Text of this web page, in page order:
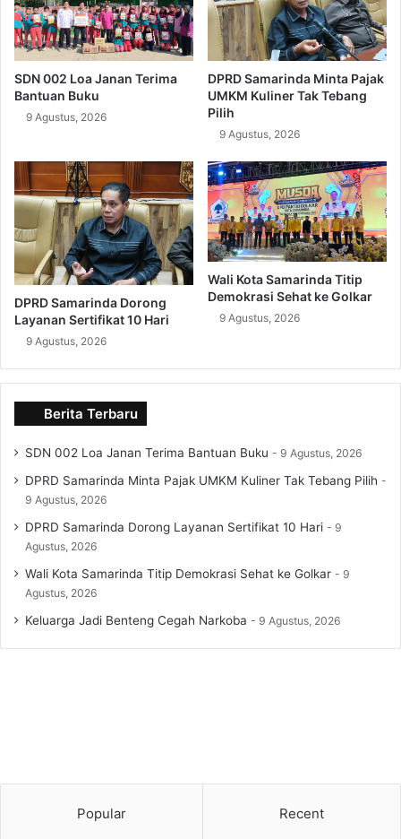
SDN 002 Loa Janan Terima
Bantuan Buku
9 Agustus, 2026
DPRD Samarinda Minta Pajak
UMKM Kuliner Tak Tebang
Pilih
9 Agustus, 2026
DPRD Samarinda Dorong
Layanan Sertifikat 10 Hari
9 Agustus, 2026
Wali Kota Samarinda Titip
Demokrasi Sehat ke Golkar
9 Agustus, 2026
Berita Terbaru
SDN 002 Loa Janan Terima Bantuan Buku 9 Agustus, 2026
DPRD Samarinda Minta Pajak UMKM Kuliner Tak Tebang Pilih
9 Agustus, 2026
DPRD Samarinda Dorong Layanan Sertifikat 10 Hari
9
Agustus, 2026
Wali Kota Samarinda Titip Demokrasi Sehat ke Golkar
9
Agustus, 2026
Keluarga Jadi Benteng Cegah Narkoba 9 Agustus, 2026
Popular Recent